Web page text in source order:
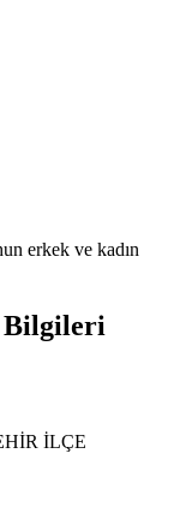
erkek ve kadın
Bilgileri
İLÇE